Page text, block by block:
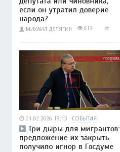
если он утратил доверие
народа?
МИХАИЛ ДЕЛЯГИН 619
21.02.2026 19:13 СОБЫТИЯ
Три дыры для мигрантов:
предложение их закрыть
получило игнор в Госдуме